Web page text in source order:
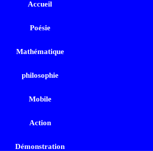
Accueil
Poésie
Mathématique
philosophie
Mobile
Action
Démonstration